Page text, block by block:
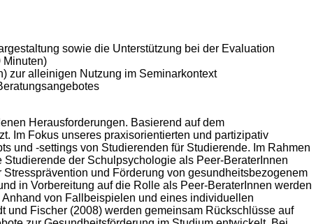
sowie die Unterstützung bei der Evaluation
Minuten)
zur alleinigen Nutzung im Seminarkontext
Herausforderungen. Basierend auf dem
Im Fokus unseres praxisorientierten und partizipativ
und -settings von Studierenden für Studierende. Im Rahmen
der Schulpsychologie als Peer-BeraterInnen
und Förderung von gesundheitsbezogenem
in Vorbereitung auf die Rolle als Peer-BeraterInnen werden
von Fallbeispielen und eines individuellen
und Fischer (2008) werden gemeinsam Rückschlüsse auf